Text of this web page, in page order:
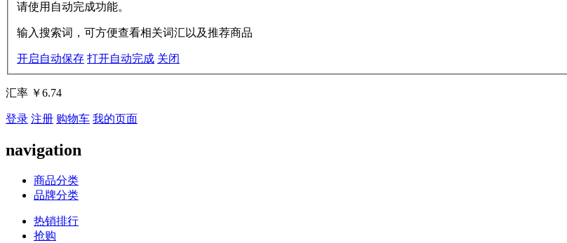
请使用自动完成功能。
输入搜索词，可方便查看相关词汇以及推荐商品
开启自动保存 打开自动完成 关闭
汇率 ￥6.74
登录 注册 购物车 我的页面
navigation
商品分类
品牌分类
热销排行
抢购